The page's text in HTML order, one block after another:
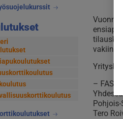
Vuonna
– FAST
Tero